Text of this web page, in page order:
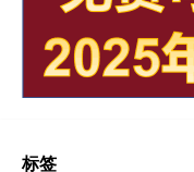
标签